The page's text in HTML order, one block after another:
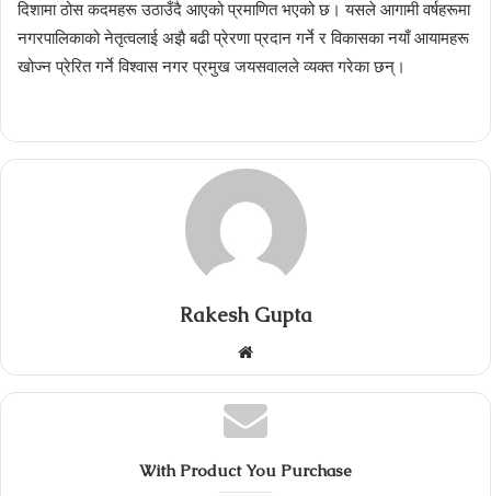
दिशामा ठोस कदमहरू उठाउँदै आएको प्रमाणित भएको छ। यसले आगामी वर्षहरूमा
नगरपालिकाको नेतृत्वलाई अझै बढी प्रेरणा प्रदान गर्ने र विकासका नयाँ आयामहरू
खोज्न प्रेरित गर्ने विश्वास नगर प्रमुख जयसवालले व्यक्त गरेका छन्।
Rakesh Gupta
Website
With Product You Purchase